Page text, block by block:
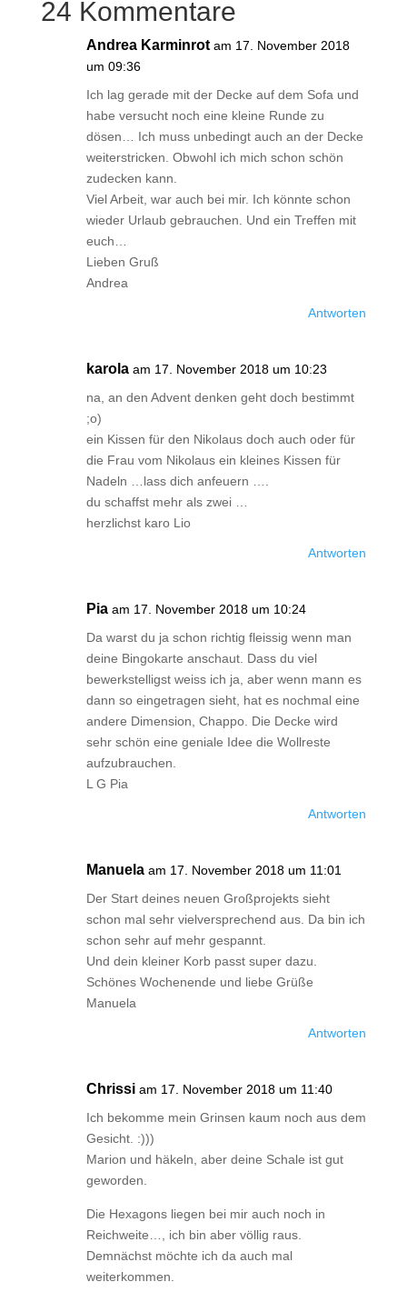
24 Kommentare
Andrea Karminrot am 17. November 2018
um 09:36
Ich lag gerade mit der Decke auf dem Sofa und
habe versucht noch eine kleine Runde zu
dösen… Ich muss unbedingt auch an der Decke
weiterstricken. Obwohl ich mich schon schön
zudecken kann.
Viel Arbeit, war auch bei mir. Ich könnte schon
wieder Urlaub gebrauchen. Und ein Treffen mit
euch…
Lieben Gruß
Andrea
Antworten
karola am 17. November 2018 um 10:23
na, an den Advent denken geht doch bestimmt
;o)
ein Kissen für den Nikolaus doch auch oder für
die Frau vom Nikolaus ein kleines Kissen für
Nadeln …lass dich anfeuern ….
du schaffst mehr als zwei …
herzlichst karo Lio
Antworten
Pia am 17. November 2018 um 10:24
Da warst du ja schon richtig fleissig wenn man
deine Bingokarte anschaut. Dass du viel
bewerkstelligst weiss ich ja, aber wenn mann es
dann so eingetragen sieht, hat es nochmal eine
andere Dimension, Chappo. Die Decke wird
sehr schön eine geniale Idee die Wollreste
aufzubrauchen.
L G Pia
Antworten
Manuela am 17. November 2018 um 11:01
Der Start deines neuen Großprojekts sieht
schon mal sehr vielversprechend aus. Da bin ich
schon sehr auf mehr gespannt.
Und dein kleiner Korb passt super dazu.
Schönes Wochenende und liebe Grüße
Manuela
Antworten
Chrissi am 17. November 2018 um 11:40
Ich bekomme mein Grinsen kaum noch aus dem
Gesicht. :)))
Marion und häkeln, aber deine Schale ist gut
geworden.
Die Hexagons liegen bei mir auch noch in
Reichweite…, ich bin aber völlig raus.
Demnächst möchte ich da auch mal
weiterkommen.